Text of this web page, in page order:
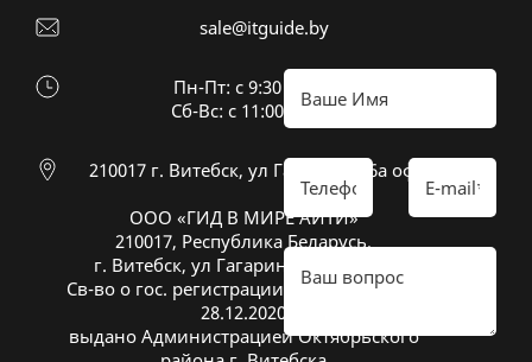
sale@itguide.by
Пн-Пт: с 9:30 до 18:30
Cб-Вс: с 11:00 до 16:00
210017 г. Витебск, ул Гагарина 26а оф 20
ООО «ГИД В МИРЕ АЙТИ»
210017, Республика Беларусь,
г. Витебск, ул Гагарина 26А, оф. 20
Св-во о гос. регистрации № 391833600 от
28.12.2020
выдано Администрацией Октябрьского